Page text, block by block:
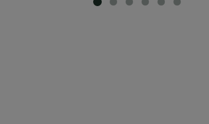
SLIDE 1SLIDE 2
SLIDE 3
SLIDE 4
SLIDE 5SLIDE 6